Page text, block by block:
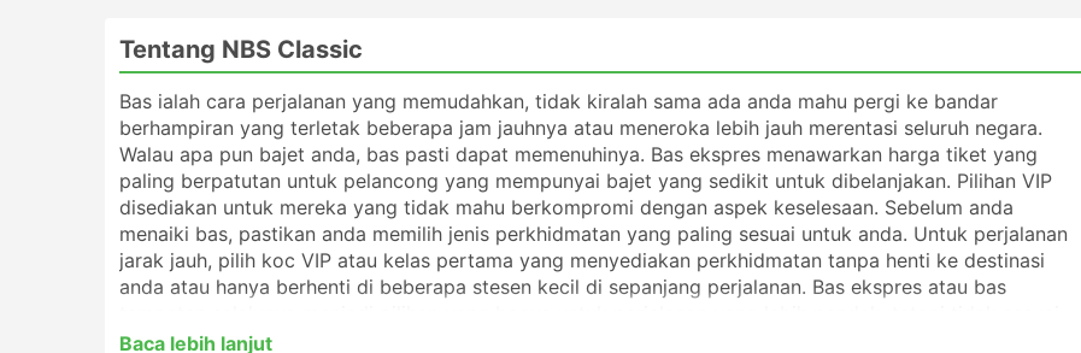
Tentang NBS Classic
Bas ialah cara perjalanan yang memudahkan, tidak kiralah sama ada anda mahu pergi ke bandar
berhampiran yang terletak beberapa jam jauhnya atau meneroka lebih jauh merentasi seluruh negara.
Walau apa pun bajet anda, bas pasti dapat memenuhinya. Bas ekspres menawarkan harga tiket yang
paling berpatutan untuk pelancong yang mempunyai bajet yang sedikit untuk dibelanjakan. Pilihan VIP
disediakan untuk mereka yang tidak mahu berkompromi dengan aspek keselesaan. Sebelum anda
menaiki bas, pastikan anda memilih jenis perkhidmatan yang paling sesuai untuk anda. Untuk perjalanan
jarak jauh, pilih koc VIP atau kelas pertama yang menyediakan perkhidmatan tanpa henti ke destinasi
anda atau hanya berhenti di beberapa stesen kecil di sepanjang perjalanan. Bas ekspres atau bas
untuk perjalanan yang lebih lama. Kaji jadual waktu sebelum bertolak kerana kebanyakan destinasi jarak
Baca lebih lanjut